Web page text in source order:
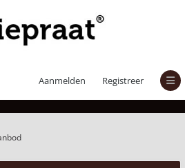
Aanmelden Registreer